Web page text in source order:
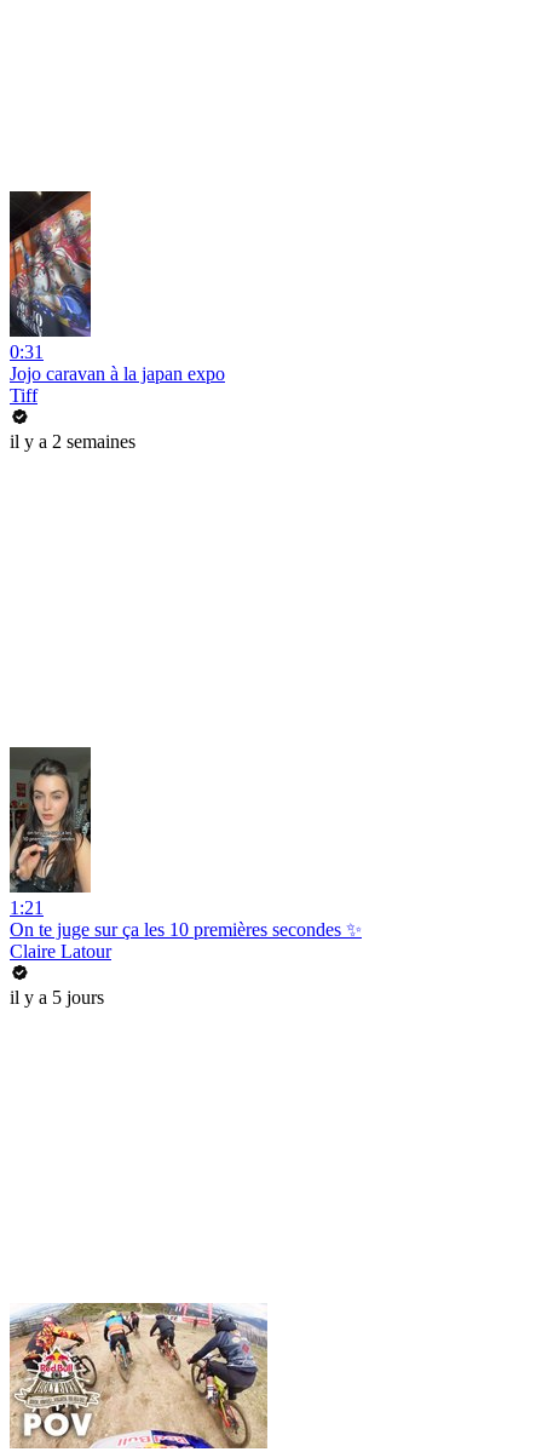
0:31
Jojo caravan à la japan expo
Tiff
il y a 2 semaines
1:21
On te juge sur ça les 10 premières secondes ✨
Claire Latour
il y a 5 jours